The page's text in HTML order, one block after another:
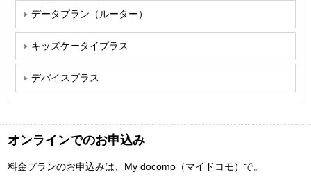
データプラン（ルーター）
キッズケータイプラス
デバイスプラス
オンラインでのお申込み
料金プランのお申込みは、My docomo（マイドコモ）で。